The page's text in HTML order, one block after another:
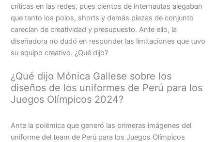
críticas en las redes, pues cientos de internautas alegaban
que tanto los polos, shorts y demás piezas de conjunto
carecían de creatividad y presupuesto. Ante ello, la
diseñadora no dudó en responder las limitaciones que tuvo
su equipo creativo. ¿Qué dijo?
¿Qué dijo Mónica Gallese sobre los
diseños de los uniformes de Perú para los
Juegos Olímpicos 2024?
Ante la polémica que generó las primeras imágenes del
uniforme del team de Perú para los Juegos Olímpicos